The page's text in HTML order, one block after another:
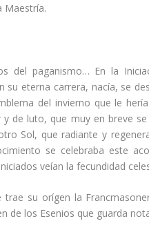
Maestría.
del paganismo… En la
eterna carrera, nacía, se
del invierno que le
de luto, que muy en breve
Sol, que radiante y
se celebraba este
veían la fecundidad
su orígen la
de los Esenios que guarda